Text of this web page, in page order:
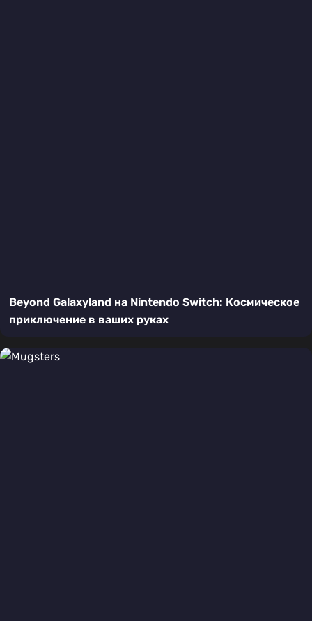
Beyond Galaxyland на Nintendo Switch: Космическое
приключение в ваших руках